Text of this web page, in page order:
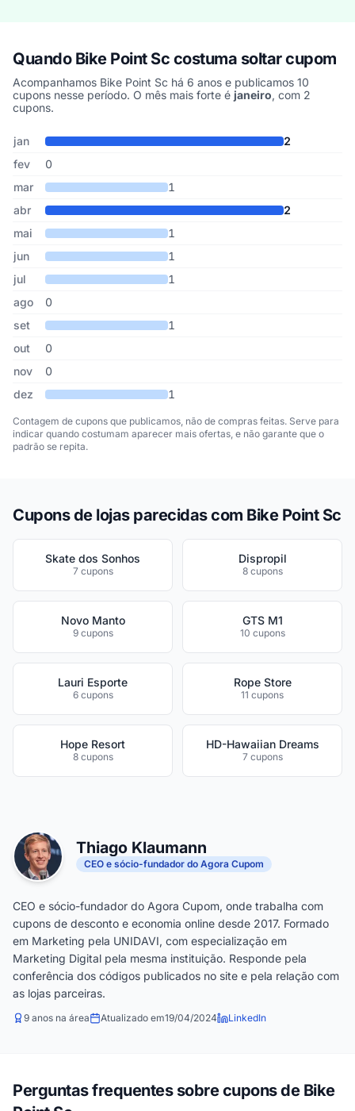
Quando Bike Point Sc costuma soltar cupom
Acompanhamos Bike Point Sc há 6 anos e publicamos 10
cupons nesse período. O mês mais forte é janeiro, com 2
cupons.
Cupons de Bike Point Sc publicados por mês, somando os
Mês Cupons publicadosDesconto médio
jan
2
fev
0
mar
1
abr
2
mai
1
jun
1
jul
1
ago
0
set
1
out
0
nov
0
dez
1
Contagem de cupons que publicamos, não de compras feitas. Serve para
indicar quando costumam aparecer mais ofertas, e não garante que o
padrão se repita.
Cupons de lojas parecidas com Bike Point Sc
Skate dos Sonhos
7 cupons
Dispropil
8 cupons
Novo Manto
9 cupons
GTS M1
10 cupons
Lauri Esporte
6 cupons
Rope Store
11 cupons
Hope Resort
8 cupons
HD-Hawaiian Dreams
7 cupons
Thiago Klaumann
CEO e sócio-fundador do Agora Cupom
CEO e sócio-fundador do Agora Cupom, onde trabalha com
cupons de desconto e economia online desde 2017. Formado
em Marketing pela UNIDAVI, com especialização em
Marketing Digital pela mesma instituição. Responde pela
conferência dos códigos publicados no site e pela relação com
as lojas parceiras.
9 anos na área Atualizado em19/04/2024 LinkedIn
Perguntas frequentes sobre cupons de Bike